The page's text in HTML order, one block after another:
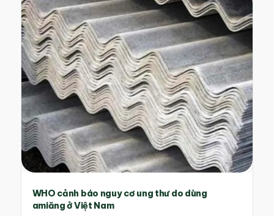
WHO cảnh báo nguy cơ ung thư do dùng
amiăng ở Việt Nam